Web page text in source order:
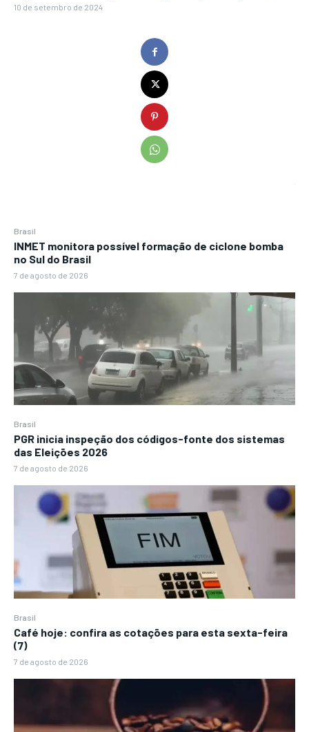
Brasil
INMET monitora possível formação de ciclone bomba
no Sul do Brasil
7 de agosto de 2026
Brasil
PGR inicia inspeção dos códigos-fonte dos sistemas
das Eleições 2026
7 de agosto de 2026
Brasil
Café hoje: confira as cotações para esta sexta-feira
(7)
7 de agosto de 2026
10 de setembro de 2024